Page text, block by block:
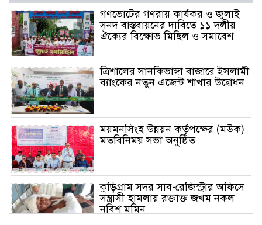
গণভোটের গণরায় কার্যকর ও জুলাই
সনদ বাস্তবায়নের দাবিতে ১১ দলীয়
ঐক্যের বিক্ষোভ মিছিল ও সমাবেশ
ত্রিশালের সানকিভাঙ্গা বাজারে ইসলামী
ব্যাংকের নতুন এজেন্ট শাখার উদ্বোধন
ময়মনসিংহ উন্নয়ন কর্তৃপক্ষের (মউক)
মতবিনিময় সভা অনুষ্ঠিত
কুড়িগ্রাম সদর সাব-রেজিস্ট্রার অফিসে
সন্ত্রাসী হামলায় রক্তাক্ত জখম নকল
নবিশ মমিন